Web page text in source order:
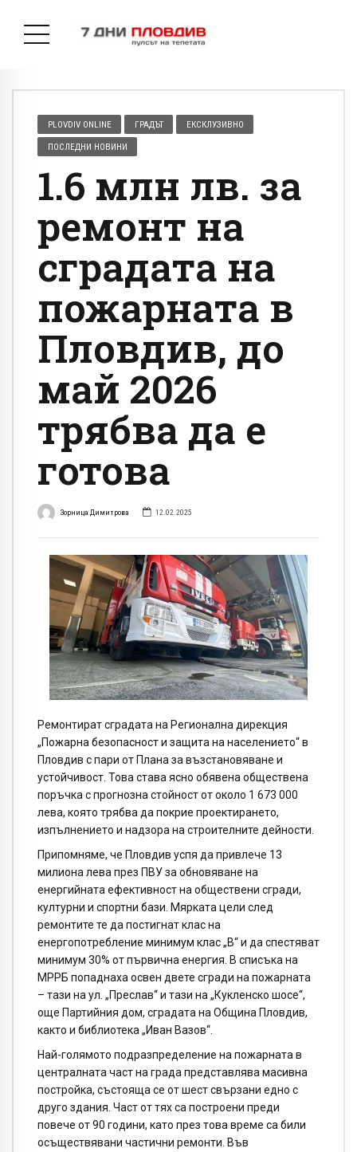
PLOVDIV ONLINE ГРАДЪТ ЕКСКЛУЗИВНО
ПОСЛЕДНИ НОВИНИ
1.6 млн лв. за
ремонт на
сградата на
пожарната в
Пловдив, до
май 2026
трябва да е
готова
Зорница Димитрова 12.02.2025
Ремонтират сградата на Регионална дирекция
„Пожарна безопасност и защита на населението“ в
Пловдив с пари от Плана за възстановяване и
устойчивост. Това става ясно обявена обществена
поръчка с прогнозна стойност от около 1 673 000
лева, която трябва да покрие проектирането,
изпълнението и надзора на строителните дейности.
Припомняме, че Пловдив успя да привлече 13
милиона лева през ПВУ за обновяване на
енергийната ефективност на обществени сгради,
културни и спортни бази. Мярката цели след
ремонтите те да постигнат клас на
енергопотребление минимум клас „В“ и да спестяват
минимум 30% от първична енергия. В списъка на
МРРБ попаднаха освен двете сгради на пожарната
– тази на ул. „Преслав“ и тази на „Кукленско шосе“,
още Партийния дом, сградата на Община Пловдив,
както и библиотека „Иван Вазов“.
Най-голямото подразпределение на пожарната в
централната част на града представлява масивна
постройка, състояща се от шест свързани едно с
друго здания. Част от тях са построени преди
повече от 90 години, като през това време са били
осъществявани частични ремонти. Във